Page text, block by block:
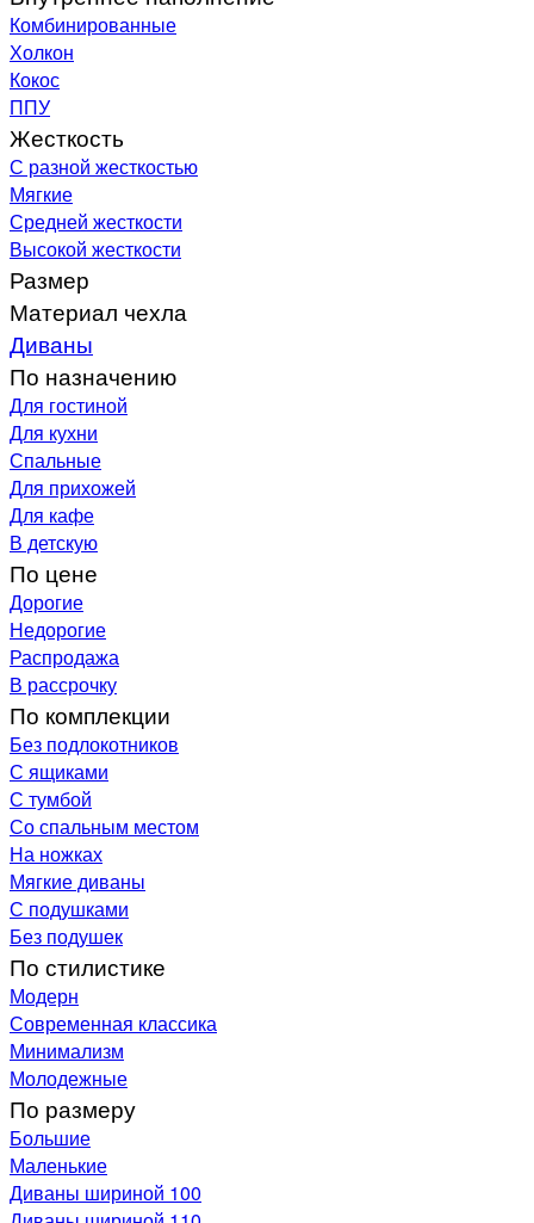
Комбинированные
Холкон
Кокос
ППУ
Жесткость
С разной жесткостью
Мягкие
Средней жесткости
Высокой жесткости
Размер
Материал чехла
Диваны
По назначению
Для гостиной
Для кухни
Спальные
Для прихожей
Для кафе
В детскую
По цене
Дорогие
Недорогие
Распродажа
В рассрочку
По комплекции
Без подлокотников
С ящиками
С тумбой
Со спальным местом
На ножках
Мягкие диваны
С подушками
Без подушек
По стилистике
Модерн
Современная классика
Минимализм
Молодежные
По размеру
Большие
Маленькие
Диваны шириной 100